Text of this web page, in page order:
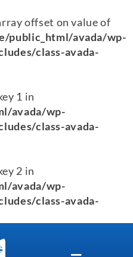
offset on value of
public_html/avada/wp-
class-avada-
1 in
avada/wp-
class-avada-
2 in
avada/wp-
class-avada-